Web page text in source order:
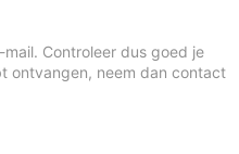
Controleer dus goed je
ontvangen, neem dan contact